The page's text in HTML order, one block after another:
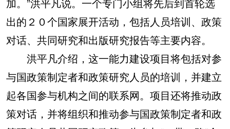
出的２０个国家展开活动，包括人员培训、政策
对话、共同研究和出版研究报告等主要内容。
洪平凡介绍，这一能力建设项目将包括对参
与国政策制定者和政策研究人员的培训，并建立
起各国参与机构之间的联系网。项目还将推动政
策对话，并将组织和推动参与国政策制定者和政